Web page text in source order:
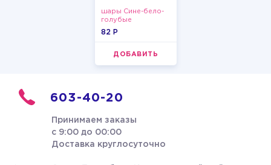
шары Сине-бело-
голубые
пастельные
82 P
ДОБАВИТЬ
603-40-20
Принимаем заказы
с 9:00 до 00:00
Доставка круглосуточно